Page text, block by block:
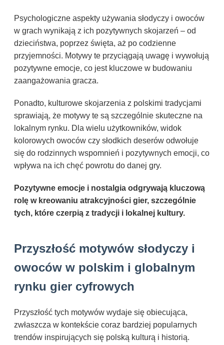
Psychologiczne aspekty używania słodyczy i owoców
w grach wynikają z ich pozytywnych skojarzeń – od
dzieciństwa, poprzez święta, aż po codzienne
przyjemności. Motywy te przyciągają uwagę i wywołują
pozytywne emocje, co jest kluczowe w budowaniu
zaangażowania gracza.
Ponadto, kulturowe skojarzenia z polskimi tradycjami
sprawiają, że motywy te są szczególnie skuteczne na
lokalnym rynku. Dla wielu użytkowników, widok
kolorowych owoców czy słodkich deserów odwołuje
się do rodzinnych wspomnień i pozytywnych emocji, co
wpływa na ich chęć powrotu do danej gry.
Pozytywne emocje i nostalgia odgrywają kluczową
rolę w kreowaniu atrakcyjności gier, szczególnie
tych, które czerpią z tradycji i lokalnej kultury.
Przyszłość motywów słodyczy i
owoców w polskim i globalnym
rynku gier cyfrowych
Przyszłość tych motywów wydaje się obiecująca,
zwłaszcza w kontekście coraz bardziej popularnych
trendów inspirujących się polską kulturą i historią.